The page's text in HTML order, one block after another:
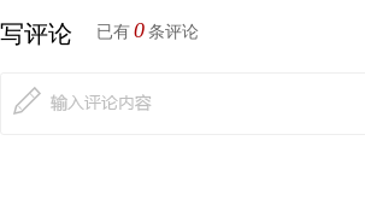
写评论 已有 0 条评论